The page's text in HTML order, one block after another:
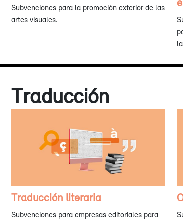
Subvenciones para la promoción exterior de las
artes visuales.
Traducción
Traducción literaria
Subvenciones para empresas editoriales para